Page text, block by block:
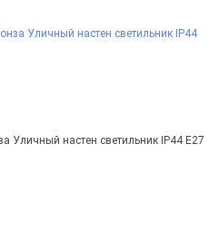
Уличный настен светильник IP44 E27